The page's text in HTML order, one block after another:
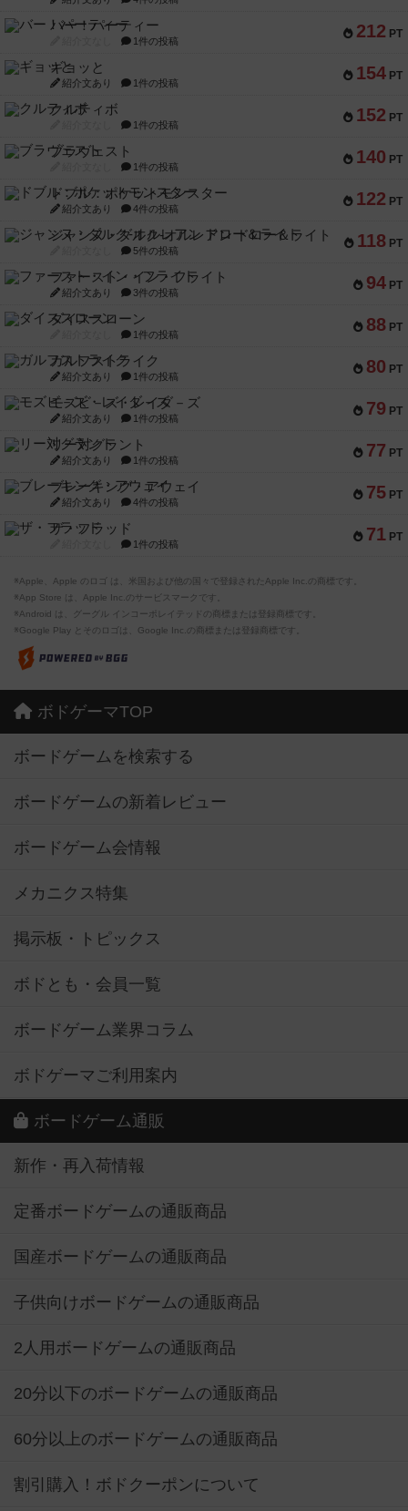
212 PT
バー！パーティー
1件の投稿
154 PT
ギョッと
紹介文あり 1件の投稿
152 PT
クルティボ
1件の投稿
140 PT
ブラヴェスト
1件の投稿
122 PT
ドブル：ポケットモンスター
紹介文あり 4件の投稿
118 PT
ジャンヌ・ダルク-オルレアン ドロー＆ライト
5件の投稿
94 PT
ファースト・イン・フライト
紹介文あり 3件の投稿
88 PT
ダイススローン
1件の投稿
80 PT
ガルフストライク
紹介文あり 1件の投稿
79 PT
モズビ－ズ・レイダ－ズ
紹介文あり 1件の投稿
77 PT
リー対グラント
紹介文あり 1件の投稿
75 PT
ブレーキング・アウェイ
紹介文あり 4件の投稿
71 PT
ザ・フラッド
1件の投稿
※Apple、Apple のロゴ は、米国および他の国々で登録されたApple Inc.の商標です。
※App Store は、Apple Inc.のサービスマークです。
※Android は、グーグル インコーポレイテッドの商標または登録商標です。
※Google Play とそのロゴは、Google Inc.の商標または登録商標です。
ボドゲーマTOP
ボードゲームを検索する
ボードゲームの新着レビュー
ボードゲーム会情報
メカニクス特集
掲示板・トピックス
ボドとも・会員一覧
ボードゲーム業界コラム
ボドゲーマご利用案内
ボードゲーム通販
新作・再入荷情報
定番ボードゲームの通販商品
国産ボードゲームの通販商品
子供向けボードゲームの通販商品
2人用ボードゲームの通販商品
20分以下のボードゲームの通販商品
60分以上のボードゲームの通販商品
割引購入！ボドクーポンについて